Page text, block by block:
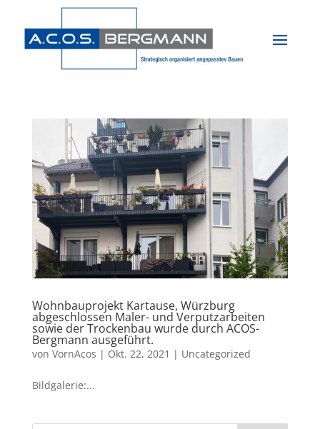
Wohnbauprojekt Kartause, Würzburg
abgeschlossen Maler- und Verputzarbeiten
sowie der Trockenbau wurde durch ACOS-
Bergmann ausgeführt.
von VornAcos | Okt. 22, 2021 | Uncategorized
Bildgalerie:...